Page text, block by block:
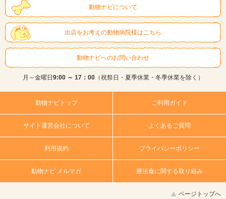
動物ナビについて
出店をお考えの動物病院様はこちら
動物ナビへのお問い合わせ
月～金曜日9:00 ～ 17：00（祝祭日・夏季休業・冬季休業を除く）
動物ナビトップ ご利用ガイド
サイト運営会社について よくあるご質問
利用規約 プライバシーポリシー
動物ナビ メルマガ 療法食に関する取り組み
ページトップへ